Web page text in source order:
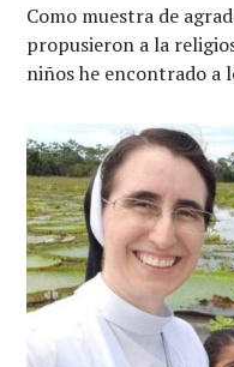
Como muestra de
propusieron a la
niños he encontrado a